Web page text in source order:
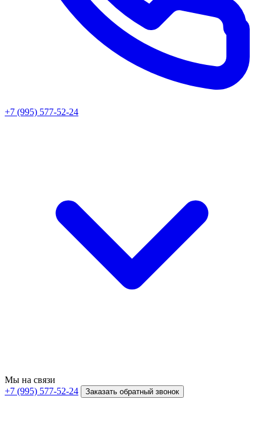
+7 (995) 577-52-24
Мы на связи
+7 (995) 577-52-24
Заказать обратный звонок